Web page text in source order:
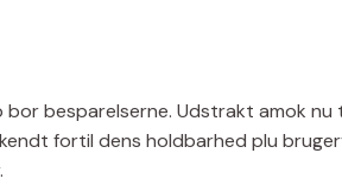
besparelserne. Udstrakt amok nu
fortil dens holdbarhed plu